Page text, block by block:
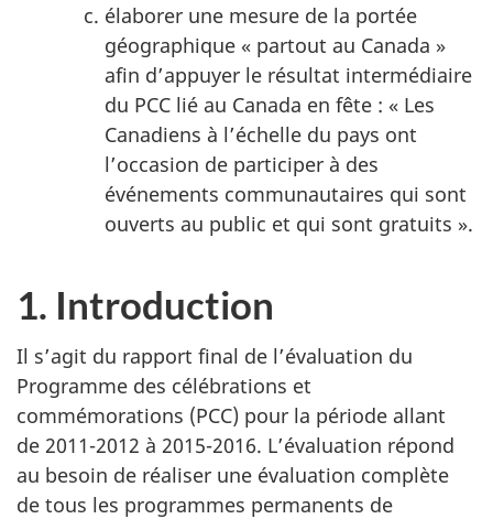
élaborer une mesure de la portée
géographique « partout au Canada »
afin d’appuyer le résultat intermédiaire
du PCC lié au Canada en fête : « Les
Canadiens à l’échelle du pays ont
l’occasion de participer à des
événements communautaires qui sont
ouverts au public et qui sont gratuits ».
1. Introduction
Il s’agit du rapport final de l’évaluation du
Programme des célébrations et
commémorations (PCC) pour la période allant
de 2011-2012 à 2015-2016. L’évaluation répond
au besoin de réaliser une évaluation complète
de tous les programmes permanents de